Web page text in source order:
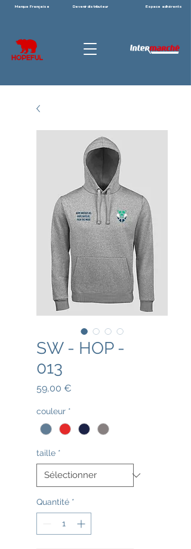
Marque Française Devenir distributeur Espace adhérents
SW - HOP -
013
59,00 €
couleur *
taille *
Quantité *